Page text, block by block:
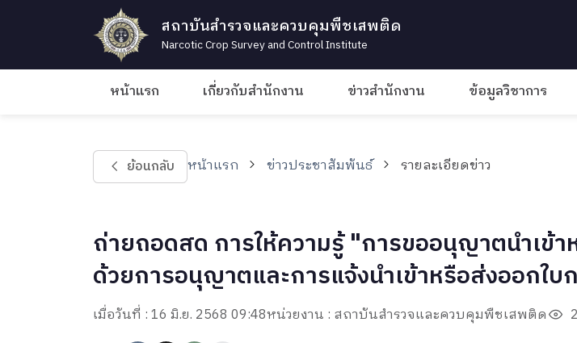
สถาบันสำรวจและควบคุมพืชเสพติด
Narcotic Crop Survey and Control Institute
หน้าแรก เกี่ยวกับสำนักงาน ข่าวสำนักงาน ข้อมูลวิชาการ
ย้อนกลับ หน้าแรก ข่าวประชาสัมพันธ์ รายละเอียดข่าว
ถ่ายถอดสด การให้ความรู้ "การขออนุญาตนำเข้
ด้วยการอนุญาตและการแจ้งนำเข้าหรือส่งออกใ
เมื่อวันที่ : 16 มิ.ย. 2568 09:48หน่วยงาน : สถาบันสำรวจและควบคุมพืชเสพติด